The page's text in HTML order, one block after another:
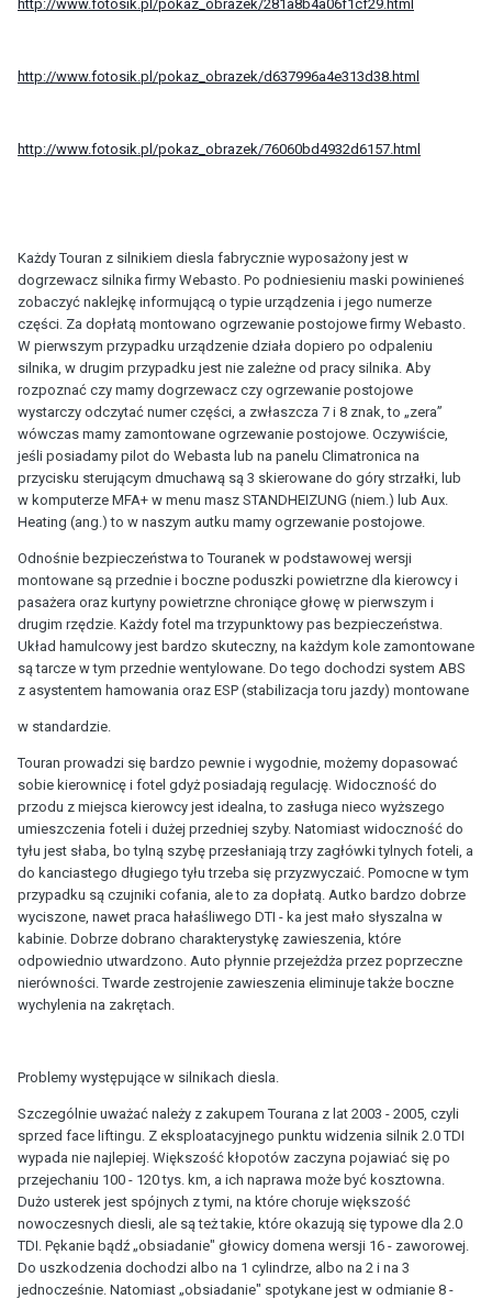
http://www.fotosik.pl/pokaz_obrazek/281a8b4a06f1cf29.html
http://www.fotosik.pl/pokaz_obrazek/d637996a4e313d38.html
http://www.fotosik.pl/pokaz_obrazek/76060bd4932d6157.html
Każdy Touran z silnikiem diesla fabrycznie wyposażony jest w
dogrzewacz silnika firmy Webasto. Po podniesieniu maski powinieneś
zobaczyć naklejkę informującą o typie urządzenia i jego numerze
części. Za dopłatą montowano ogrzewanie postojowe firmy Webasto.
W pierwszym przypadku urządzenie działa dopiero po odpaleniu
silnika, w drugim przypadku jest nie zależne od pracy silnika. Aby
rozpoznać czy mamy dogrzewacz czy ogrzewanie postojowe
wystarczy odczytać numer części, a zwłaszcza 7 i 8 znak, to „zera”
wówczas mamy zamontowane ogrzewanie postojowe. Oczywiście,
jeśli posiadamy pilot do Webasta lub na panelu Climatronica na
przycisku sterującym dmuchawą są 3 skierowane do góry strzałki, lub
w komputerze MFA+ w menu masz STANDHEIZUNG (niem.) lub Aux.
Heating (ang.) to w naszym autku mamy ogrzewanie postojowe.
Odnośnie bezpieczeństwa to Touranek w podstawowej wersji
montowane są przednie i boczne poduszki powietrzne dla kierowcy i
pasażera oraz kurtyny powietrzne chroniące głowę w pierwszym i
drugim rzędzie. Każdy fotel ma trzypunktowy pas bezpieczeństwa.
Układ hamulcowy jest bardzo skuteczny, na każdym kole zamontowane
są tarcze w tym przednie wentylowane. Do tego dochodzi system ABS
z asystentem hamowania oraz ESP (stabilizacja toru jazdy) montowane
w standardzie.
Touran prowadzi się bardzo pewnie i wygodnie, możemy dopasować
sobie kierownicę i fotel gdyż posiadają regulację. Widoczność do
przodu z miejsca kierowcy jest idealna, to zasługa nieco wyższego
umieszczenia foteli i dużej przedniej szyby. Natomiast widoczność do
tyłu jest słaba, bo tylną szybę przesłaniają trzy zagłówki tylnych foteli, a
do kanciastego długiego tyłu trzeba się przyzwyczaić. Pomocne w tym
przypadku są czujniki cofania, ale to za dopłatą. Autko bardzo dobrze
wyciszone, nawet praca hałaśliwego DTI - ka jest mało słyszalna w
kabinie. Dobrze dobrano charakterystykę zawieszenia, które
odpowiednio utwardzono. Auto płynnie przejeżdża przez poprzeczne
nierówności. Twarde zestrojenie zawieszenia eliminuje także boczne
wychylenia na zakrętach.
Problemy występujące w silnikach diesla.
Szczególnie uważać należy z zakupem Tourana z lat 2003 - 2005, czyli
sprzed face liftingu. Z eksploatacyjnego punktu widzenia silnik 2.0 TDI
wypada nie najlepiej. Większość kłopotów zaczyna pojawiać się po
przejechaniu 100 - 120 tys. km, a ich naprawa może być kosztowna.
Dużo usterek jest spójnych z tymi, na które choruje większość
nowoczesnych diesli, ale są też takie, które okazują się typowe dla 2.0
TDI. Pękanie bądź „obsiadanie" głowicy domena wersji 16 - zaworowej.
Do uszkodzenia dochodzi albo na 1 cylindrze, albo na 2 i na 3
jednocześnie. Natomiast „obsiadanie" spotykane jest w odmianie 8 -